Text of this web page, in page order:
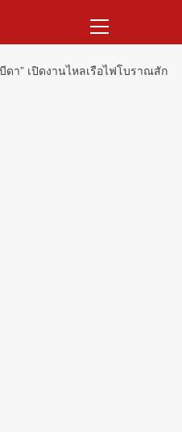
Menu
ดา” เปิดงานไหลเรือไฟโบราณสัก